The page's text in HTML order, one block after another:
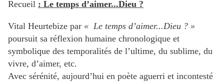
Recueil : Le temps d’aimer...Dieu ?
Vital Heurtebize par « Le temps d’aimer...Dieu ? »
poursuit sa réflexion humaine chronologique et
symbolique des temporalités de l’ultime, du sublime, du
vivre, d’aimer, etc.
Avec sérénité, aujourd’hui en poète aguerri et incontesté